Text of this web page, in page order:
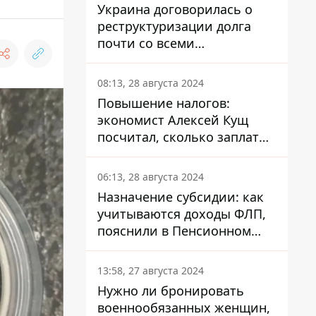
Украина договорилась о
реструктуризации долга
почти со всеми
держателями
еврооблигаций: что это
значит для страны
08:13, 28 августа 2024
Повышение налогов:
экономист Алексей Кущ
посчитал, сколько заплатит
каждый украинец
06:13, 28 августа 2024
Назначение субсидии: как
учитываются доходы ФЛП,
пояснили в Пенсионном
фонде
13:58, 27 августа 2024
Нужно ли бронировать
военнообязанных женщин,